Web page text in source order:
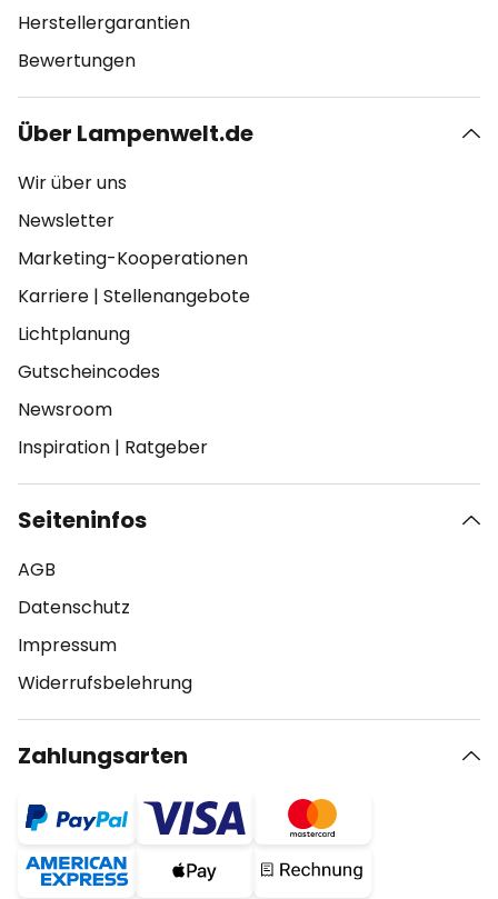
Herstellergarantien
Bewertungen
Über Lampenwelt.de
Wir über uns
Newsletter
Marketing-Kooperationen
Karriere | Stellenangebote
Lichtplanung
Gutscheincodes
Newsroom
Inspiration | Ratgeber
Seiteninfos
AGB
Datenschutz
Impressum
Widerrufsbelehrung
Zahlungsarten